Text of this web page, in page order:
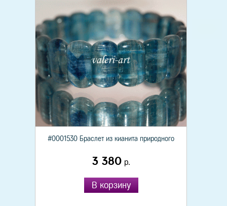
#0001530 Браслет из кианита природного
3 380р.
В корзину